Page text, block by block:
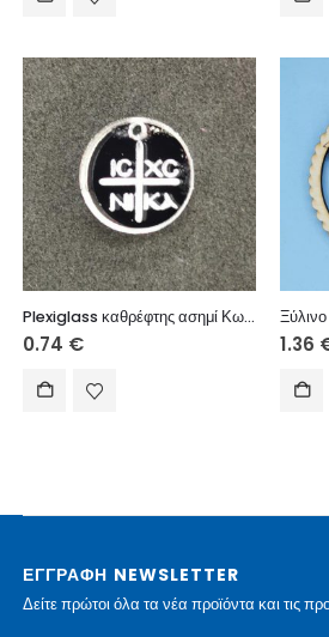
Plexiglass καθρέφτης ασημί Κωνσταντινάτο στρόγγυλο 1,5 εκ.
0.74 € 1.36
ΕΓΓΡΑΦΗ NEWSLETTER
Δείτε πρώτοι όλα τα νέα προϊόντα και τις